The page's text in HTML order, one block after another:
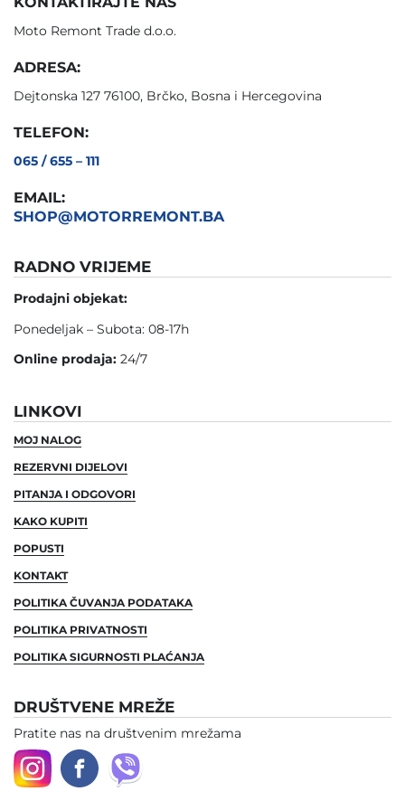
Moto Remont Trade d.o.o.
ADRESA:
Dejtonska 127 76100, Brčko, Bosna i Hercegovina
TELEFON:
065 / 655 – 111
EMAIL:
SHOP@MOTORREMONT.BA
RADNO VRIJEME
Prodajni objekat:
Ponedeljak – Subota: 08-17h
Online prodaja: 24/7
LINKOVI
MOJ NALOG
REZERVNI DIJELOVI
PITANJA I ODGOVORI
KAKO KUPITI
POPUSTI
KONTAKT
POLITIKA ČUVANJA PODATAKA
POLITIKA PRIVATNOSTI
POLITIKA SIGURNOSTI PLAĆANJA
DRUŠTVENE MREŽE
Pratite nas na društvenim mrežama